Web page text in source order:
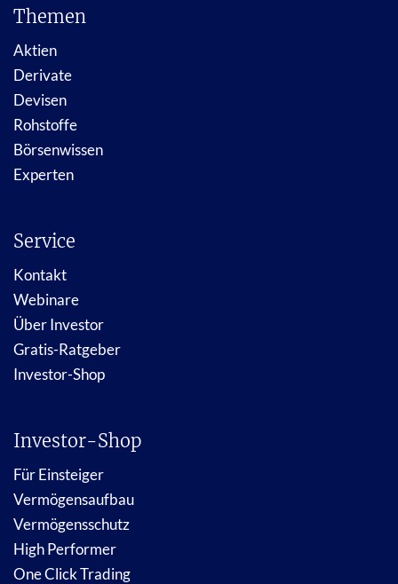
Themen
Aktien
Derivate
Devisen
Rohstoffe
Börsenwissen
Experten
Service
Kontakt
Webinare
Über Investor
Gratis-Ratgeber
Investor-Shop
Investor-Shop
Für Einsteiger
Vermögensaufbau
Vermögensschutz
High Performer
One Click Trading